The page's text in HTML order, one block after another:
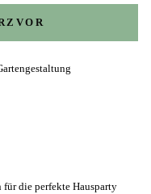
die perfekte Hausparty